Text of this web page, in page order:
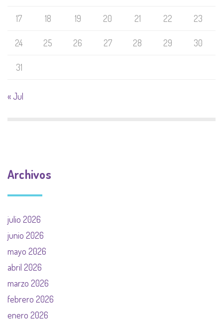
17 18 19 20 21 22 23
24 25 26 27 28 29 30
31
« Jul
Archivos
julio 2026
junio 2026
mayo 2026
abril 2026
marzo 2026
febrero 2026
enero 2026